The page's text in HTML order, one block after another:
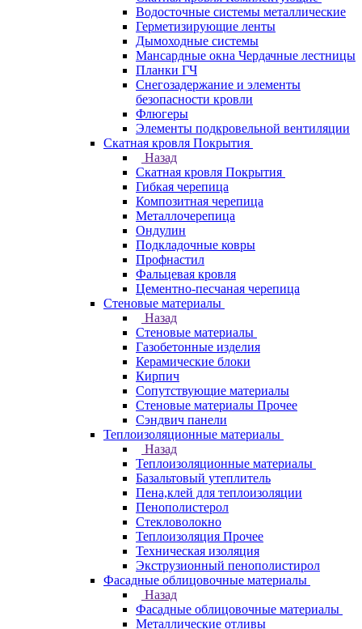
Водосточные системы металлические
Герметизирующие ленты
Дымоходные системы
Мансардные окна Чердачные лестницы
Планки ГЧ
Снегозадержание и элементы
безопасности кровли
Флюгеры
Элементы подкровельной вентиляции
Скатная кровля Покрытия
Назад
Скатная кровля Покрытия
Гибкая черепица
Композитная черепица
Металлочерепица
Ондулин
Подкладочные ковры
Профнастил
Фальцевая кровля
Цементно-песчаная черепица
Стеновые материалы
Назад
Стеновые материалы
Газобетонные изделия
Керамические блоки
Кирпич
Сопутствующие материалы
Стеновые материалы Прочее
Сэндвич панели
Теплоизоляционные материалы
Назад
Теплоизоляционные материалы
Базальтовый утеплитель
Пена,клей для теплоизоляции
Пенополистерол
Стекловолокно
Теплоизоляция Прочее
Техническая изоляция
Экструзионный пенополистирол
Фасадные облицовочные материалы
Назад
Фасадные облицовочные материалы
Металлические отливы